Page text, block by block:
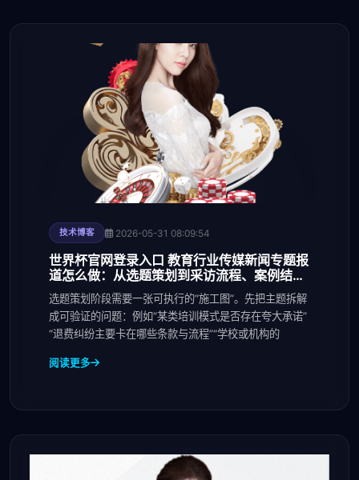
技术博客 2026-05-31 08:09:54
世界杯官网登录入口 教育行业传媒新闻专题报
道怎么做：从选题策划到采访流程、案例结构
与数据呈现
选题策划阶段需要一张可执行的“施工图”。先把主题拆解
成可验证的问题：例如“某类培训模式是否存在夸大承诺”
“退费纠纷主要卡在哪些条款与流程”“学校或机构的
阅读更多